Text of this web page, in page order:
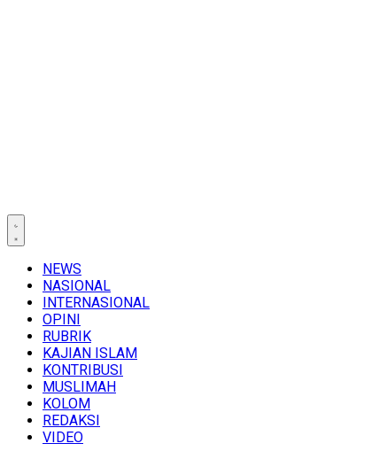
NEWS
NASIONAL
INTERNASIONAL
OPINI
RUBRIK
KAJIAN ISLAM
KONTRIBUSI
MUSLIMAH
KOLOM
REDAKSI
VIDEO